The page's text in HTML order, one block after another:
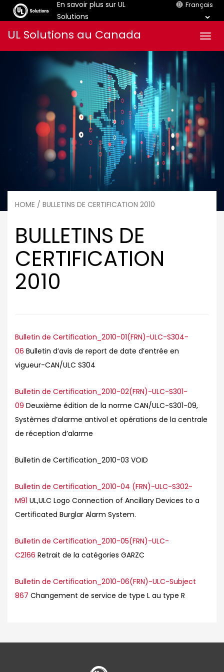
En savoir plus sur UL
Solutions
Français
auUL Solutions au Canada
HOME / BULLETINS DE CERTIFICATION 2010
BULLETINS DE
CERTIFICATION
2010
Bulletin de Certification_2010-01(FRN)-ULC-S304-
06 Bulletin d’avis de report de date d’entrée en
vigueur-CAN/ULC S304
Bulletin de Certification_2010-02(FRN)-ULC-S301-
09 Deuxième édition de la norme CAN/ULC-S301-09,
Systèmes d’alarme antivol et opérations de la centrale
de réception d’alarme
Bulletin de Certification_2010-03 VOID
Bulletin de Certification_2010-04 (FRN)-ULC-S302-
M91 UL,ULC Logo Connection of Ancillary Devices to a
Certificated Burglar Alarm System.
Bulletin de Certification_2010-05(FRN)-ULC-
C2166 Retrait de la catégories GARZC
Bulletin de Certification_2010-06(FRN)-ULC-Subject
867 Changement de service de type L au type R